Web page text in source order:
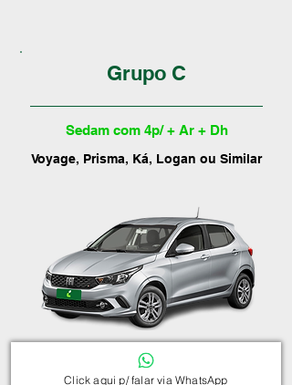
Grupo C
Sedam com 4p/ + Ar + Dh
Voyage, Prisma, Ká, Logan ou Similar
Click aqui p/ falar via WhatsApp